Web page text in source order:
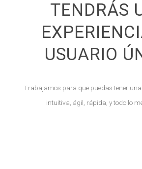
TENDRÁS
USUARIO
Trabajamos para que puedas tener
intuitiva, ágil, rápida, y todo lo